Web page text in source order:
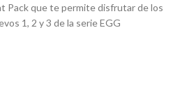
Pack que te permite disfrutar de los
1, 2 y 3 de la serie EGG